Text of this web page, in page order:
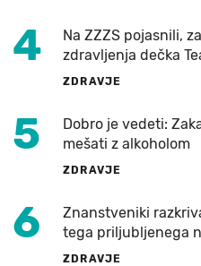
4
Na ZZZS pojasnili,
zdravljenja dečka
ZDRAVJE
5
Dobro je vedeti:
mešati z alkoholom
ZDRAVJE
6
Znanstveniki
tega priljubljenega
ZDRAVJE